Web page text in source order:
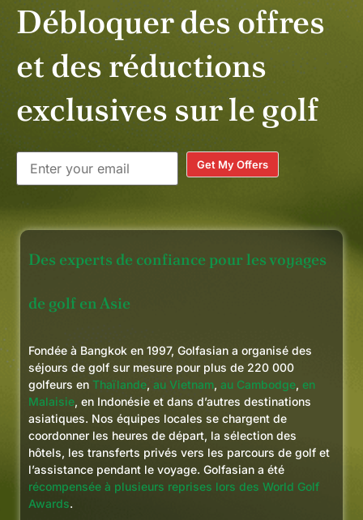
Débloquer des offres
et des réductions
exclusives sur le golf
Get My Offers
Des experts de confiance pour les voyages
de golf en Asie
Fondée à Bangkok en 1997, Golfasian a organisé des
séjours de golf sur mesure pour plus de 220 000
golfeurs en Thaïlande, au Vietnam, au Cambodge, en
Malaisie, en Indonésie et dans d’autres destinations
asiatiques. Nos équipes locales se chargent de
coordonner les heures de départ, la sélection des
hôtels, les transferts privés vers les parcours de golf et
l’assistance pendant le voyage. Golfasian a été
récompensée à plusieurs reprises lors des World Golf
Awards.